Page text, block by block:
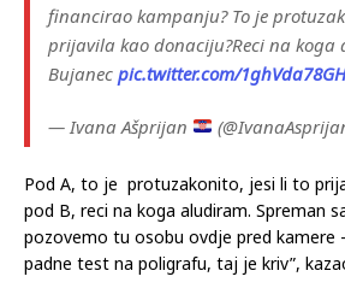
financirao kampanju? To je
prijavila kao donaciju?Reci na koga
Bujanec pic.twitter.com/1ghVda78GH
— Ivana Ašprijan
Pod A, to je protuzakonito, jesi li to
pod B, reci na koga aludiram. Spreman
pozovemo tu osobu ovdje pred kamere
padne test na poligrafu, taj je kriv”,